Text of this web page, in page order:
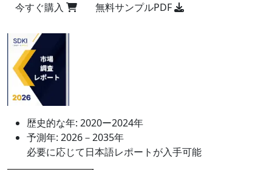
今すぐ購入
無料サンプルPDF
歴史的な年: 2020ー2024年
予測年: 2026－2035年
必要に応じて日本語レポートが入手可能